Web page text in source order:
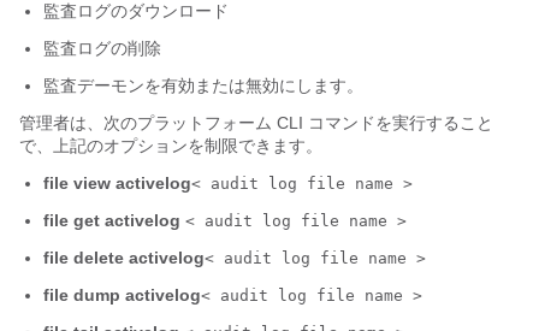
監査ログのダウンロード
監査ログの削除
監査デーモンを有効または無効にします。
管理者は、次のプラットフォーム CLI コマンドを実行すること
で、上記のオプションを制限できます。
file view activelog< audit log file name >
file get activelog < audit log file name >
file delete activelog< audit log file name >
file dump activelog< audit log file name >